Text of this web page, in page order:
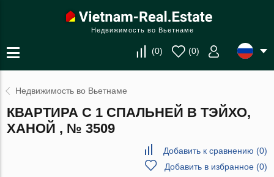
Недвижимость во Вьетнаме
(0) (0)
Недвижимость во Вьетнаме
КВАРТИРА С 1 СПАЛЬНЕЙ В ТЭЙХО,
ХАНОЙ , № 3509
Добавить к сравнению (0)
Добавить в избранное(0)